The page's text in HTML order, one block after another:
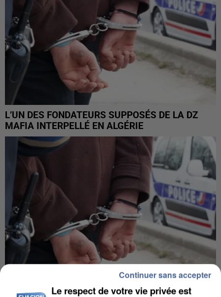
L’UN DES FONDATEURS SUPPOSÉS DE LA DZ
MAFIA INTERPELLÉ EN ALGÉRIE
Le respect de votre vie privée est
Continuer sans accepter